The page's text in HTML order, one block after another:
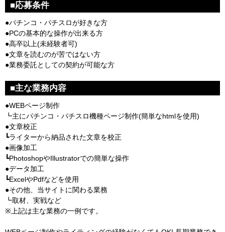
■応募条件
●パチンコ・パチスロが好きな方
●PCの基本的な操作が出来る方
●高卒以上(未経験者可)
●文章を読むのが苦ではない方
●業務委託としての契約が可能な方
■主な業務内容
●WEBページ制作
┗主にパチンコ・パチスロ機種ページ制作(簡単なhtmlを使用)
●文章校正
┗ライターから納品された文章を校正
●画像加工
┗PhotoshopやIllustratorでの簡単な操作
●データ加工
┗ExcelやPdfなどを使用
●その他、当サイトに関わる業務
┗取材、実戦など
※上記は主な業務の一例です。